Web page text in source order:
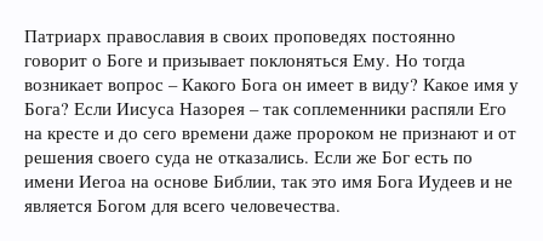
Патриарх православия в своих проповедях постоянно
говорит о Боге и призывает поклоняться Ему. Но тогда
возникает вопрос – Какого Бога он имеет в виду? Какое имя у
Бога? Если Иисуса Назорея – так соплеменники распяли Его
на кресте и до сего времени даже пророком не признают и от
решения своего суда не отказались. Если же Бог есть по
имени Иегоа на основе Библии, так это имя Бога Иудеев и не
является Богом для всего человечества.